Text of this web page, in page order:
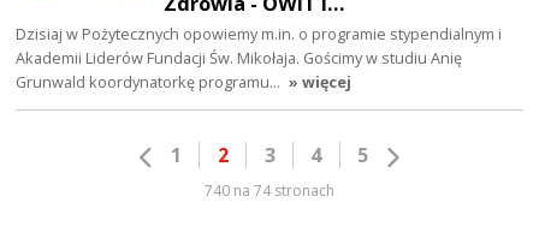
Dzisiaj w Pożytecznych opowiemy m.in. o programie stypendialnym i
Akademii Liderów Fundacji Św. Mikołaja. Gościmy w studiu Anię
Grunwald koordynatorkę programu… » więcej
1 2 3 4 5
740 na 74 stronach